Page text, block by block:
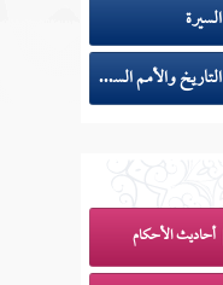
السيرة
التاريخ والأمم السابقة
أحاديث الأحكام